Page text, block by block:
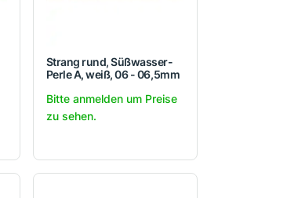
Strang rund, Süßwasser-
Perle A, weiß, 06 - 06,5mm
Bitte anmelden um Preise
zu sehen.